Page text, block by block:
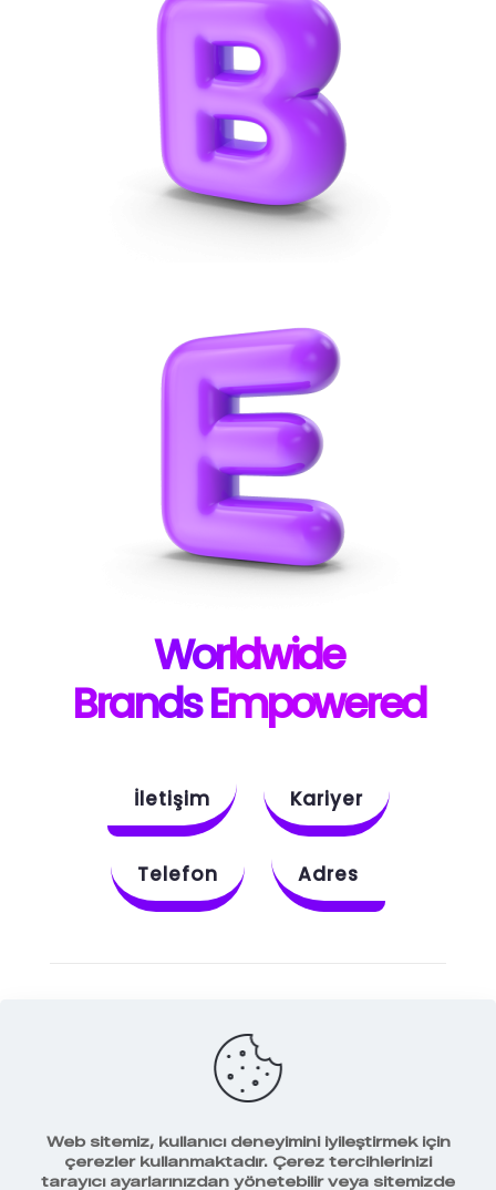
Worldwide
Brands Empowered
İletişim Kariyer
Telefon Adres
Behance
Facebook
Web sitemiz, kullanıcı deneyimini iyileştirmek için
çerezler kullanmaktadır. Çerez tercihlerinizi
tarayıcı ayarlarınızdan yönetebilir veya sitemizde